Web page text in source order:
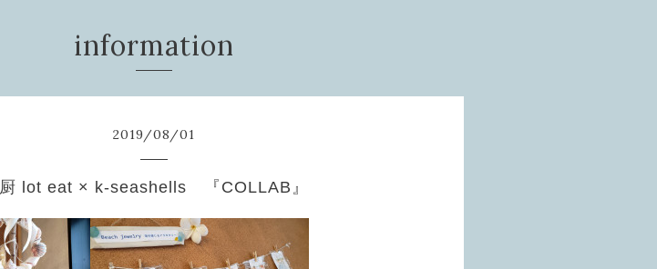
information
2019/08/01
厨 lot eat × k-seashells 『COLLAB』